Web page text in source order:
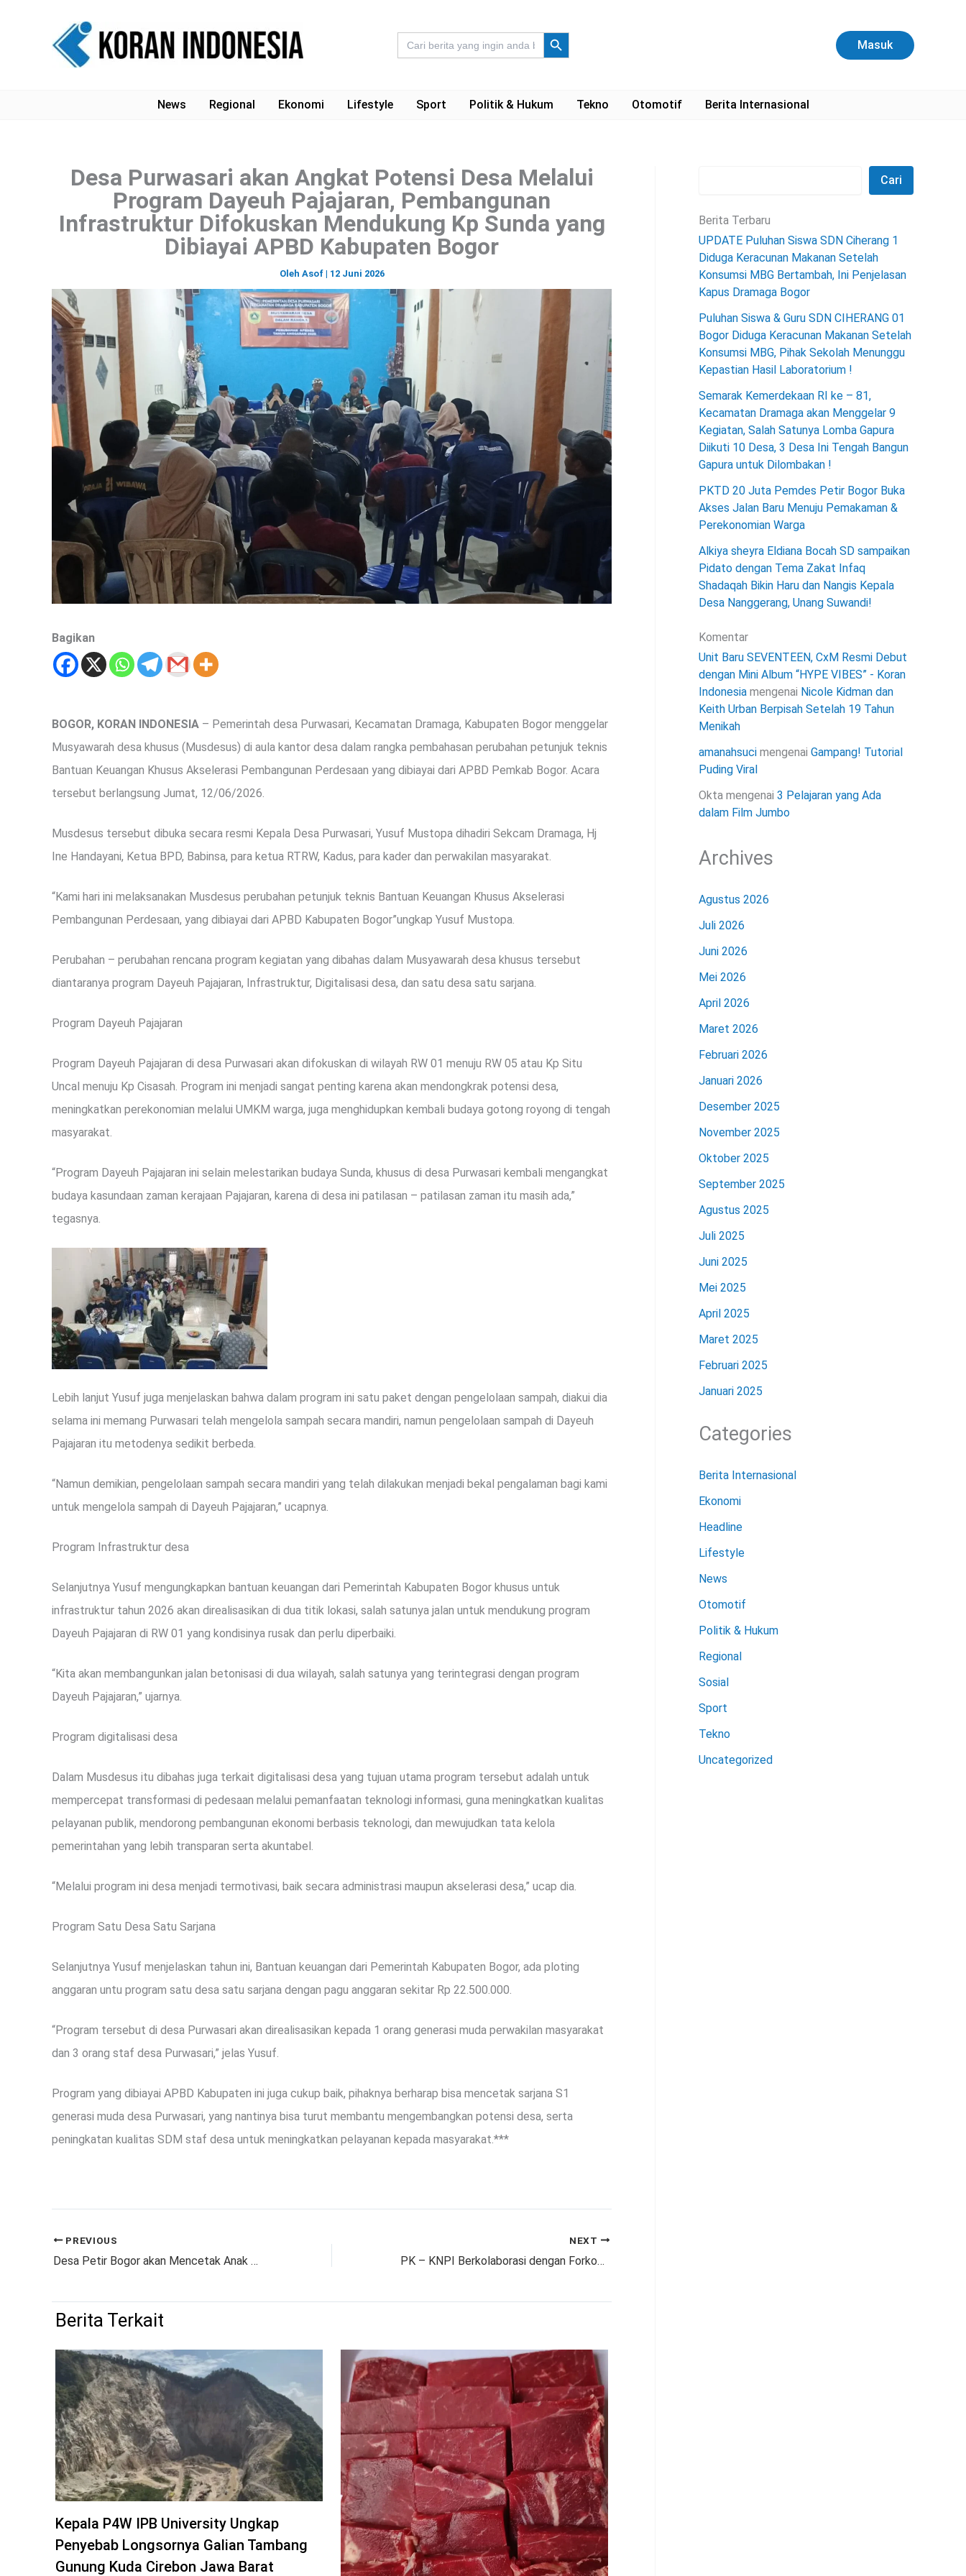
Search
for:
Search Button
Masuk
News Regional Ekonomi Lifestyle Sport Politik & Hukum Tekno Otomotif Berita Internasional
Desa Purwasari akan Angkat Potensi Desa Melalui
Program Dayeuh Pajajaran, Pembangunan
Infrastruktur Difokuskan Mendukung Kp Sunda yang
Dibiayai APBD Kabupaten Bogor
Oleh Asof | 12 Juni 2026
Bagikan
BOGOR, KORAN INDONESIA – Pemerintah desa Purwasari, Kecamatan Dramaga, Kabupaten Bogor menggelar
Musyawarah desa khusus (Musdesus) di aula kantor desa dalam rangka pembahasan perubahan petunjuk teknis
Bantuan Keuangan Khusus Akselerasi Pembangunan Perdesaan yang dibiayai dari APBD Pemkab Bogor. Acara
tersebut berlangsung Jumat, 12/06/2026.
Musdesus tersebut dibuka secara resmi Kepala Desa Purwasari, Yusuf Mustopa dihadiri Sekcam Dramaga, Hj
Ine Handayani, Ketua BPD, Babinsa, para ketua RTRW, Kadus, para kader dan perwakilan masyarakat.
“Kami hari ini melaksanakan Musdesus perubahan petunjuk teknis Bantuan Keuangan Khusus Akselerasi
Pembangunan Perdesaan, yang dibiayai dari APBD Kabupaten Bogor”ungkap Yusuf Mustopa.
Perubahan – perubahan rencana program kegiatan yang dibahas dalam Musyawarah desa khusus tersebut
diantaranya program Dayeuh Pajajaran, Infrastruktur, Digitalisasi desa, dan satu desa satu sarjana.
Program Dayeuh Pajajaran
Program Dayeuh Pajajaran di desa Purwasari akan difokuskan di wilayah RW 01 menuju RW 05 atau Kp Situ
Uncal menuju Kp Cisasah. Program ini menjadi sangat penting karena akan mendongkrak potensi desa,
meningkatkan perekonomian melalui UMKM warga, juga menghidupkan kembali budaya gotong royong di tengah
masyarakat.
“Program Dayeuh Pajajaran ini selain melestarikan budaya Sunda, khusus di desa Purwasari kembali mengangkat
budaya kasundaan zaman kerajaan Pajajaran, karena di desa ini patilasan – patilasan zaman itu masih ada,”
tegasnya.
Lebih lanjut Yusuf juga menjelaskan bahwa dalam program ini satu paket dengan pengelolaan sampah, diakui dia
selama ini memang Purwasari telah mengelola sampah secara mandiri, namun pengelolaan sampah di Dayeuh
Pajajaran itu metodenya sedikit berbeda.
“Namun demikian, pengelolaan sampah secara mandiri yang telah dilakukan menjadi bekal pengalaman bagi kami
untuk mengelola sampah di Dayeuh Pajajaran,” ucapnya.
Program Infrastruktur desa
Selanjutnya Yusuf mengungkapkan bantuan keuangan dari Pemerintah Kabupaten Bogor khusus untuk
infrastruktur tahun 2026 akan direalisasikan di dua titik lokasi, salah satunya jalan untuk mendukung program
Dayeuh Pajajaran di RW 01 yang kondisinya rusak dan perlu diperbaiki.
“Kita akan membangunkan jalan betonisasi di dua wilayah, salah satunya yang terintegrasi dengan program
Dayeuh Pajajaran,” ujarnya.
Program digitalisasi desa
Dalam Musdesus itu dibahas juga terkait digitalisasi desa yang tujuan utama program tersebut adalah untuk
mempercepat transformasi di pedesaan melalui pemanfaatan teknologi informasi, guna meningkatkan kualitas
pelayanan publik, mendorong pembangunan ekonomi berbasis teknologi, dan mewujudkan tata kelola
pemerintahan yang lebih transparan serta akuntabel.
“Melalui program ini desa menjadi termotivasi, baik secara administrasi maupun akselerasi desa,” ucap dia.
Program Satu Desa Satu Sarjana
Selanjutnya Yusuf menjelaskan tahun ini, Bantuan keuangan dari Pemerintah Kabupaten Bogor, ada ploting
anggaran untu program satu desa satu sarjana dengan pagu anggaran sekitar Rp 22.500.000.
“Program tersebut di desa Purwasari akan direalisasikan kepada 1 orang generasi muda perwakilan masyarakat
dan 3 orang staf desa Purwasari,” jelas Yusuf.
Program yang dibiayai APBD Kabupaten ini juga cukup baik, pihaknya berharap bisa mencetak sarjana S1
generasi muda desa Purwasari, yang nantinya bisa turut membantu mengembangkan potensi desa, serta
peningkatan kualitas SDM staf desa untuk meningkatkan pelayanan kepada masyarakat.***
PREVIOUS
Desa Petir Bogor akan Mencetak Anak Muda Menjadi Sarjana S1 Melalui Program yang Dibiayai APBD Kabupaten Bogor & Budaya Sunda Kembali Dihidupkan Lewat Program Dayeuh Pajajaran
NEXT
PK – KNPI Berkolaborasi dengan Forkopimcam Dramaga Menggelar Dramaga Bermunajat pada Momentum Perayaan Tahun Baru Islam 1 Muharram 1448 H
Berita Terkait
Kepala P4W IPB University Ungkap
Penyebab Longsornya Galian Tambang
Gunung Kuda Cirebon Jawa Barat
Cari
Berita Terbaru
UPDATE Puluhan Siswa SDN Ciherang 1
Diduga Keracunan Makanan Setelah
Konsumsi MBG Bertambah, Ini Penjelasan
Kapus Dramaga Bogor
Puluhan Siswa & Guru SDN CIHERANG 01
Bogor Diduga Keracunan Makanan Setelah
Konsumsi MBG, Pihak Sekolah Menunggu
Kepastian Hasil Laboratorium !
Semarak Kemerdekaan RI ke – 81,
Kecamatan Dramaga akan Menggelar 9
Kegiatan, Salah Satunya Lomba Gapura
Diikuti 10 Desa, 3 Desa Ini Tengah Bangun
Gapura untuk Dilombakan !
PKTD 20 Juta Pemdes Petir Bogor Buka
Akses Jalan Baru Menuju Pemakaman &
Perekonomian Warga
Alkiya sheyra Eldiana Bocah SD sampaikan
Pidato dengan Tema Zakat Infaq
Shadaqah Bikin Haru dan Nangis Kepala
Desa Nanggerang, Unang Suwandi!
Komentar
Unit Baru SEVENTEEN, CxM Resmi Debut
dengan Mini Album “HYPE VIBES” - Koran
Indonesia mengenai Nicole Kidman dan
Keith Urban Berpisah Setelah 19 Tahun
Menikah
amanahsuci mengenai Gampang! Tutorial
Puding Viral
Okta mengenai 3 Pelajaran yang Ada
dalam Film Jumbo
Archives
Agustus 2026
Juli 2026
Juni 2026
Mei 2026
April 2026
Maret 2026
Februari 2026
Januari 2026
Desember 2025
November 2025
Oktober 2025
September 2025
Agustus 2025
Juli 2025
Juni 2025
Mei 2025
April 2025
Maret 2025
Februari 2025
Januari 2025
Categories
Berita Internasional
Ekonomi
Headline
Lifestyle
News
Otomotif
Politik & Hukum
Regional
Sosial
Sport
Tekno
Uncategorized